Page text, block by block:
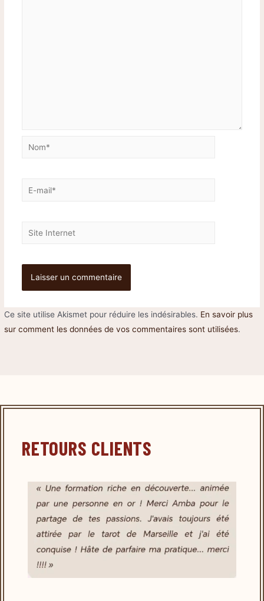
Ce site utilise Akismet pour réduire les indésirables. En savoir plus
sur comment les données de vos commentaires sont utilisées.
RETOURS CLIENTS